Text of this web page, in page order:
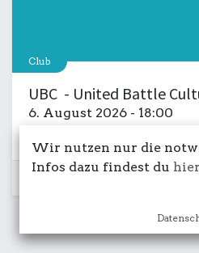
Club
UBC - United Battle
6. August 2026 - 18:00
Wir nutzen nur die
Infos dazu findest du hier